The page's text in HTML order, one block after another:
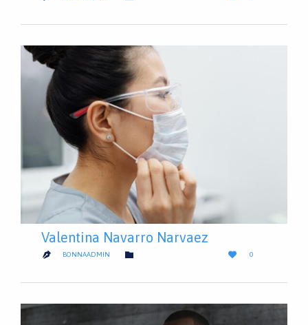
Valentina Navarro Narvaez
 BONNAADMIN  
LOVE
IT
0